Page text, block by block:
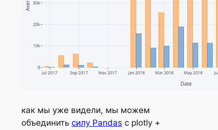
как мы уже видели, мы можем
объединить силу Pandas с plotly +